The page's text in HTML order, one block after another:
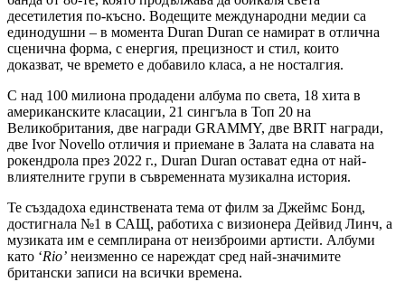
десетилетия по-късно. Водещите международни медии са
единодушни – в момента Duran Duran се намират в отлична
сценична форма, с енергия, прецизност и стил, които
доказват, че времето е добавило класа, а не носталгия.
С над 100 милиона продадени албума по света, 18 хита в
американските класации, 21 сингъла в Топ 20 на
Великобритания, две награди GRAMMY, две BRIT награди,
две Ivor Novello отличия и приемане в Залата на славата на
рокендрола през 2022 г., Duran Duran остават една от най-
влиятелните групи в съвременната музикална история.
Те създадоха единствената тема от филм за Джеймс Бонд,
достигнала №1 в САЩ, работиха с визионера Дейвид Линч, а
музиката им е семплирана от неизброими артисти. Албуми
като ‘Rio’ неизменно се нареждат сред най-значимите
британски записи на всички времена.